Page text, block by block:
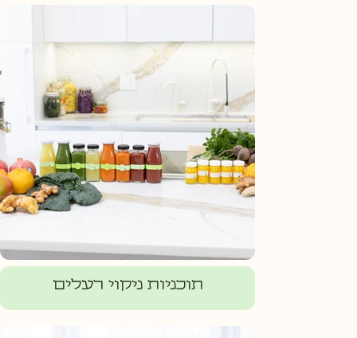
תוכניות ניקוי רעלים